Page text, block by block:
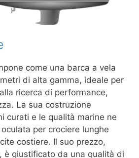
come una barca a vela
di alta gamma, ideale per
ricerca di performance,
La sua costruzione
curati e le qualità marine ne
per crociere lunghe
costiere. Il suo prezzo,
è giustificato da una qualità di